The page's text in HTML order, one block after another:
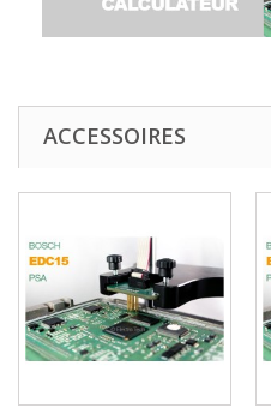
ACCESSOIRES